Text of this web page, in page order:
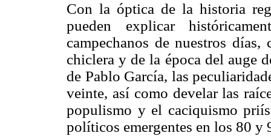
Con la óptica de la historia
pueden explicar
campechanos de nuestros
chiclera y de la época del auge
de Pablo García, las
veinte, así como develar las
populismo y el caciquismo
políticos emergentes en los 80 y